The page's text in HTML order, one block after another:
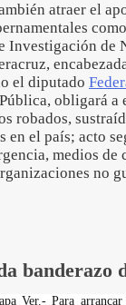
atraer el
Investigación de
el diputado
obligará
robados,
en el país; acto
medios
no
banderazo
Ver.- Para